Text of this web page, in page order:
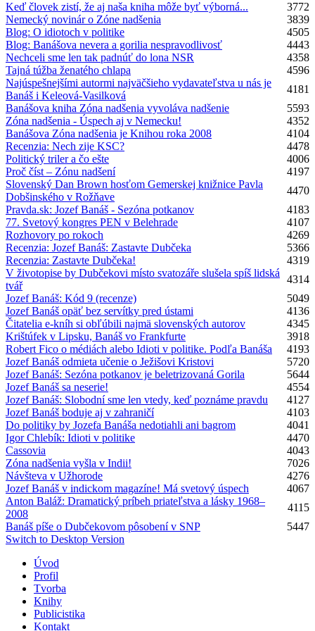
Keď človek zistí, že aj naša kniha môže byť výborná...
3772
Nemecký novinár o Zóne nadšenia
3839
Blog: O idiotoch v politike
4505
Blog: Banášova nevera a gorilia nespravodlivosť
4443
Nechceli sme len tak padnúť do lona NSR
4358
Tajná túžba ženatého chlapa
4596
Najúspešnejšími autormi najväčšieho vydavateľstva u nás je
Banáš i Keleová-Vasilková
4181
Banášova kniha Zóna nadšenia vyvoláva nadšenie
5593
Zóna nadšenia - Úspech aj v Nemecku!
4352
Banášova Zóna nadšenia je Knihou roka 2008
4104
Recenzia: Nech zije KSC?
4478
Politický triler a čo ešte
4006
Proč číst – Zónu nadšení
4197
Slovenský Dan Brown hosťom Gemerskej knižnice Pavla
Dobšinského v Rožňave
4470
Pravda.sk: Jozef Banáš - Sezóna potkanov
4183
77. Svetový kongres PEN v Belehrade
4107
Rozhovory po rokoch
4269
Recenzia: Jozef Banáš: Zastavte Dubčeka
5366
Recenzia: Zastavte Dubčeka!
4319
V životopise by Dubčekovi místo svatozáře slušela spíš lidská
tvář
4314
Jozef Banáš: Kód 9 (recenze)
5049
Jozef Banáš opäť bez servítky pred ústami
4136
Čitatelia e-kníh si obľúbili najmä slovenských autorov
4345
Krištúfek v Lipsku, Banáš vo Frankfurte
3918
Robert Fico o médiách alebo Idioti v politike. Podľa Banáša
4193
Jozef Banáš odmieta učenie o Ježišovi Kristovi
5720
Jozef Banáš: Sezóna potkanov je beletrizovaná Gorila
5644
Jozef Banáš sa neserie!
4554
Jozef Banáš: Slobodní sme len vtedy, keď poznáme pravdu
4127
Jozef Banáš boduje aj v zahraničí
4103
Do politiky by Jozefa Banáša nedotiahli ani bagrom
4041
Igor Chlebík: Idioti v politike
4470
Cassovia
4043
Zóna nadšenia vyšla v Indii!
7026
Návšteva v Užhorode
4276
Jozef Banáš v indickom magazíne! Má svetový úspech
4067
Anton Baláž: Dramatický príbeh priateľstva a lásky 1968–
2008
4115
Banáš píše o Dubčekovom pôsobení v SNP
5447
Switch to Desktop Version
Úvod
Profil
Tvorba
Knihy
Publicistika
Kontakt